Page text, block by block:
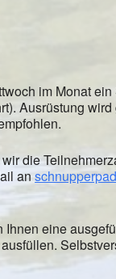
im Monat
Ausrüstung
die
an
Ihnen eine